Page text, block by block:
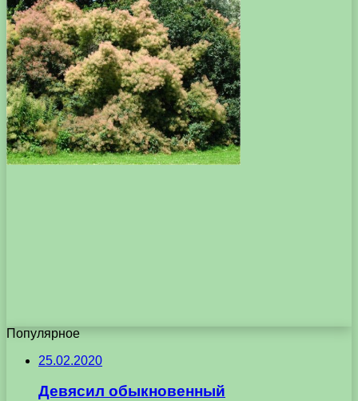
Популярное
25.02.2020
Девясил обыкновенный